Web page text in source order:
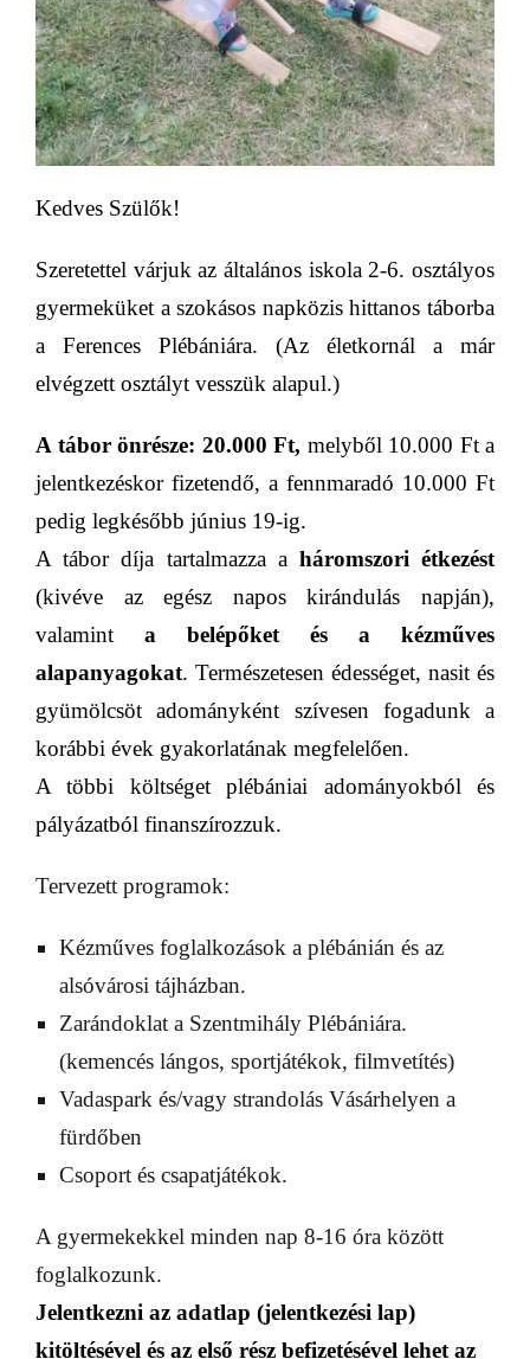
Kedves Szülők!
Szeretettel várjuk az általános iskola 2-6. osztályos
gyermeküket a szokásos napközis hittanos táborba
a Ferences Plébániára. (Az életkornál a már
elvégzett osztályt vesszük alapul.)
A tábor önrésze: 20.000 Ft, melyből 10.000 Ft a
jelentkezéskor fizetendő, a fennmaradó 10.000 Ft
pedig legkésőbb június 19-ig.
A tábor díja tartalmazza a háromszori étkezést
(kivéve az egész napos kirándulás napján),
valamint a belépőket és a kézműves
alapanyagokat. Természetesen édességet, nasit és
gyümölcsöt adományként szívesen fogadunk a
korábbi évek gyakorlatának megfelelően.
A többi költséget plébániai adományokból és
pályázatból finanszírozzuk.
Tervezett programok:
Kézműves foglalkozások a plébánián és az
alsóvárosi tájházban.
Zarándoklat a Szentmihály Plébániára.
(kemencés lángos, sportjátékok, filmvetítés)
Vadaspark és/vagy strandolás Vásárhelyen a
fürdőben
Csoport és csapatjátékok.
A gyermekekkel minden nap 8-16 óra között
foglalkozunk.
Jelentkezni az adatlap (jelentkezési lap)
kitöltésével és az első rész befizetésével lehet az